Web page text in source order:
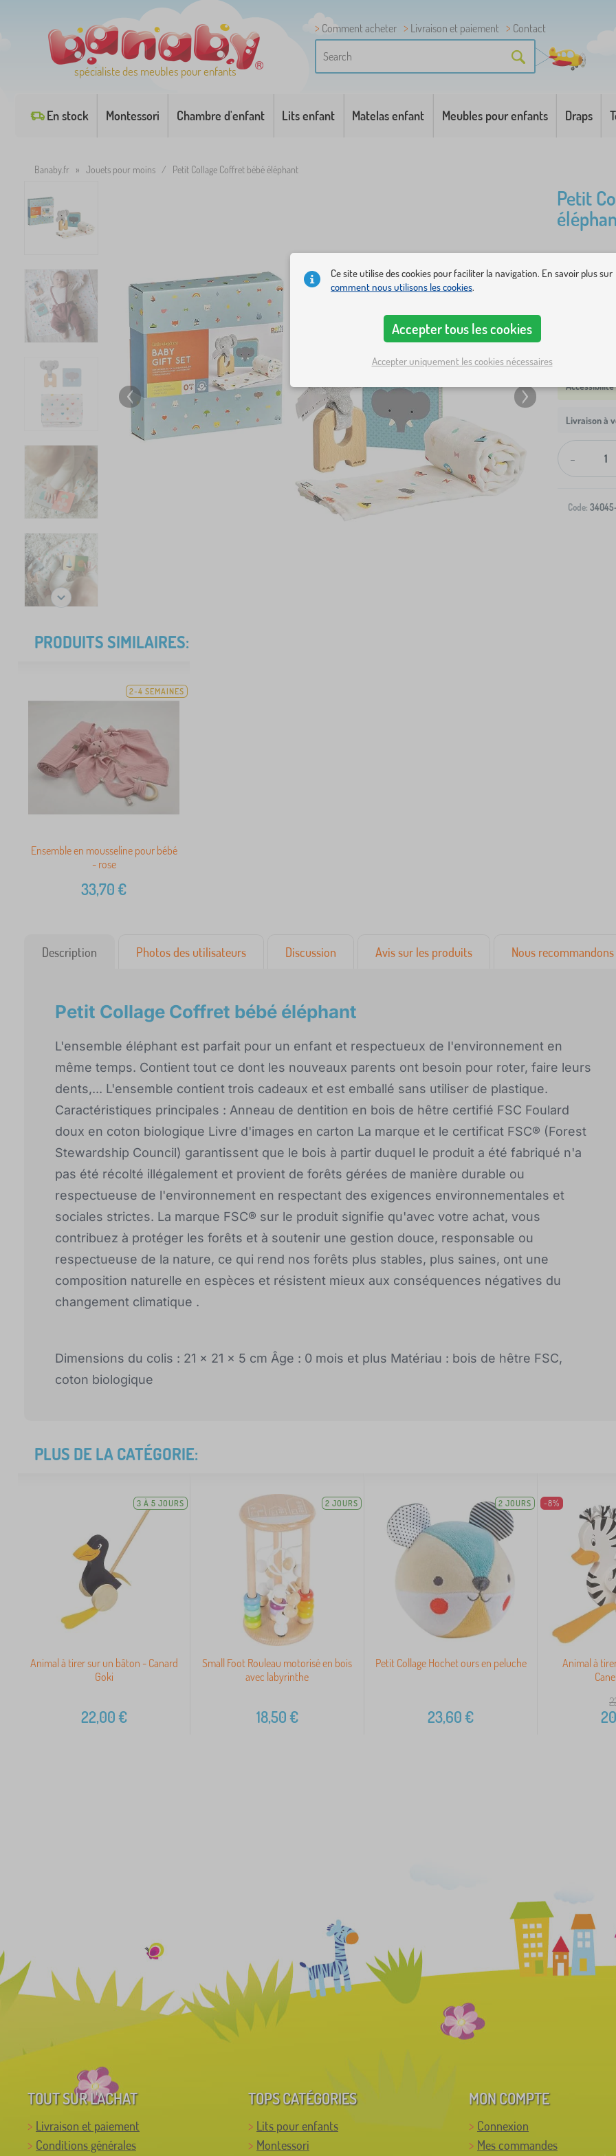
spécialiste des meubles pour enfants
Comment acheter Livraison et paiement
Contact
En stock Montessori Chambre d'enfant Lits enfant Matelas enfant Meubles pour enfants Draps
Banaby.fr » Jouets pour moins / Petit Collage Coffret bébé éléphant
Petit
de
Livraison à
-
Code:
PRODUITS SIMILAIRES:
2-4 SEMAINES
Ensemble en mousseline pour bébé
- rose
33,70€
Description Photos des utilisateurs Discussion Avis sur les produits Nous
Petit Collage Coffret bébé éléphant
L'ensemble éléphant est parfait pour un enfant et respectueux de l'environnement en
même temps. Contient tout ce dont les nouveaux parents ont besoin pour roter, faire leurs
dents,... L'ensemble contient trois cadeaux et est emballé sans utiliser de plastique.
Caractéristiques principales : Anneau de dentition en bois de hêtre certifié FSC Foulard
doux en coton biologique Livre d'images en carton La marque et le certificat FSC® (Forest
Stewardship Council) garantissent que le bois à partir duquel le produit a été fabriqué n'a
pas été récolté illégalement et provient de forêts gérées de manière durable ou
respectueuse de l'environnement en respectant des exigences environnementales et
sociales strictes. La marque FSC® sur le produit signifie qu'avec votre achat, vous
contribuez à protéger les forêts et à soutenir une gestion douce, responsable ou
respectueuse de la nature, ce qui rend nos forêts plus stables, plus saines, ont une
composition naturelle en espèces et résistent mieux aux conséquences négatives du
changement climatique .
Dimensions du colis : 21 x 21 x 5 cm Âge : 0 mois et plus Matériau : bois de hêtre FSC,
coton biologique
PLUS DE LA CATÉGORIE:
3 À 5 JOURS
Animal à tirer sur un bâton - Canard
Goki
22,00€
2 JOURS
Small Foot Rouleau motorisé en bois
avec labyrinthe
18,50€
2 JOURS
Petit Collage Hochet ours en peluche
23,60€
-8%
Animal à
TOUT SUR L'ACHAT
Livraison et paiement
Conditions générales
TOPS CATÉGORIES
Lits pour enfants
Montessori
MON COMPTE
Connexion
Mes commandes
Ce site utilise des cookies pour faciliter la navigation. En savoir plus sur
comment nous utilisons les cookies.
Accepter tous les cookies
Accepter uniquement les cookies nécessaires